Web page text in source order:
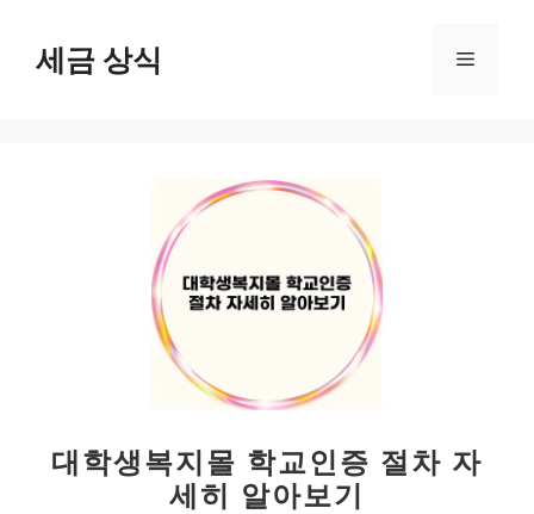
세금 상식 메
대학생복지몰 학교인증 절차 자
세히 알아보기